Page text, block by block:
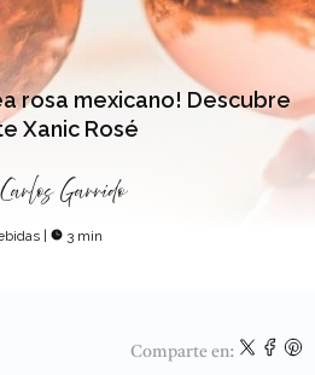
rosa mexicano! Descubre
Xanic Rosé
Carlos Garrido
| 3 min
Comparte en: